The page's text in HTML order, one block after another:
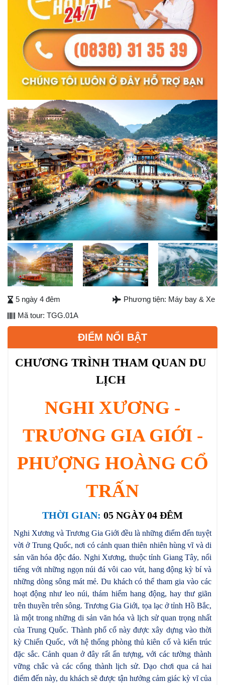
Previous Next
Next
5 ngày 4 đêm
Phương tiện: Máy bay & Xe
Mã tour: TGG.01A
ĐIỂM NỔI BẬT
CHƯƠNG TRÌNH THAM QUAN DU
LỊCH
NGHI XƯƠNG -
TRƯƠNG GIA GIỚI -
PHƯỢNG HOÀNG CỔ
TRẤN
THỜI GIAN: 05 NGÀY 04 ĐÊM
Nghi Xương và Trương Gia Giới đều là những điểm đến tuyệt
vời ở Trung Quốc, nơi có cảnh quan thiên nhiên hùng vĩ và di
sản văn hóa độc đáo. Nghi Xương, thuộc tỉnh Giang Tây, nổi
tiếng với những ngọn núi đá vôi cao vút, hang động kỳ bí và
những dòng sông mát mẻ. Du khách có thể tham gia vào các
hoạt động như leo núi, thám hiểm hang động, hay thư giãn
trên thuyền trên sông. Trương Gia Giới, tọa lạc ở tỉnh Hồ Bắc,
là một trong những di sản văn hóa và lịch sử quan trọng nhất
của Trung Quốc. Thành phố cổ này được xây dựng vào thời
kỳ Chiến Quốc, với hệ thống phòng thủ kiên cố và kiến trúc
đặc sắc. Cảnh quan ở đây rất ấn tượng, với các tường thành
vững chắc và các cổng thành lịch sử. Dạo chơi qua cả hai
điểm đến này, du khách sẽ được tận hưởng cảm giác kỳ vĩ của